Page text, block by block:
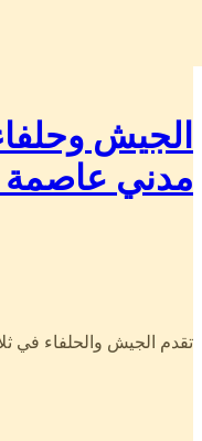
الجيش
مدني عاصمة
تقدم الجيش والحلفاء في